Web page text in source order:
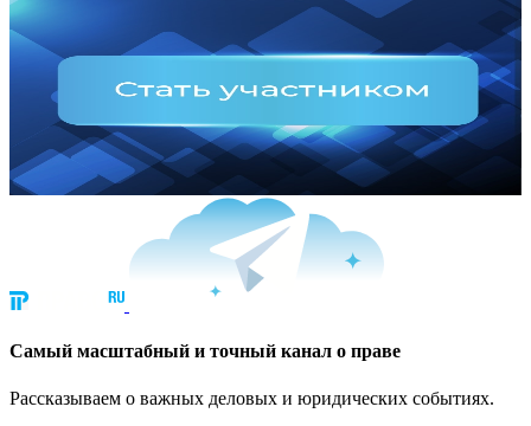
Cамый масштабный и точный канал о праве
Рассказываем о важных деловых и юридических событиях.